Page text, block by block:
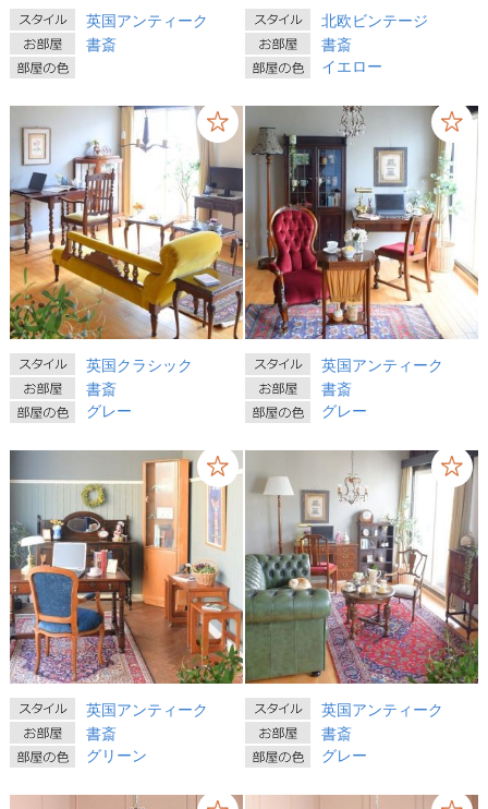
英国アンティーク
書斎
北欧ビンテージ
書斎
イエロー
英国クラシック
書斎
グレー
英国アンティーク
書斎
グレー
英国アンティーク
書斎
グリーン
英国アンティーク
書斎
グレー